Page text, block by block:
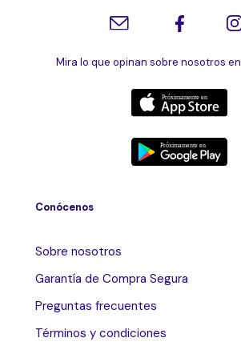
Mira lo que opinan sobre nosotros en
Conócenos
Sobre nosotros
Garantía de Compra Segura
Preguntas frecuentes
Términos y condiciones